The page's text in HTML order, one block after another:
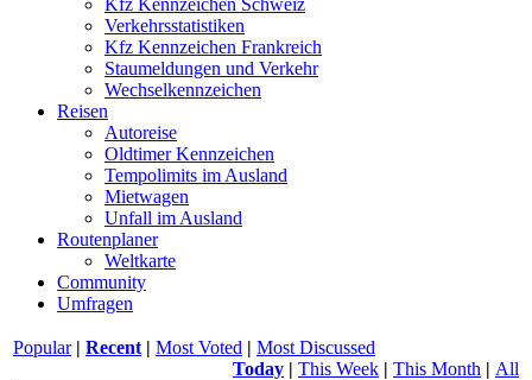
Kfz Kennzeichen Schweiz
Verkehrsstatistiken
Kfz Kennzeichen Frankreich
Staumeldungen und Verkehr
Wechselkennzeichen
Reisen
Autoreise
Oldtimer Kennzeichen
Tempolimits im Ausland
Mietwagen
Unfall im Ausland
Routenplaner
Weltkarte
Community
Umfragen
Popular| Recent | Most Voted | Most Discussed
Today | This Week | This Month | All